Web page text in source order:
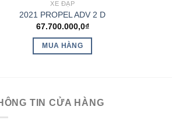
XE ĐẠP
2021 PROPEL ADV 2 D
67.700.000,0₫
MUA HÀNG
TIN CỬA HÀNG